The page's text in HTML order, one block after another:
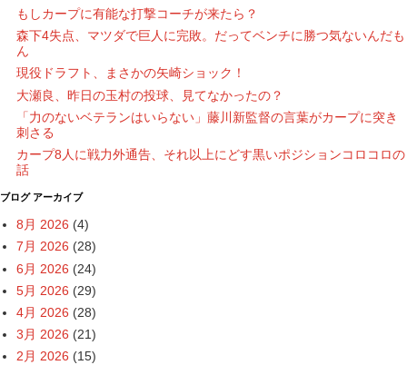
もしカープに有能な打撃コーチが来たら？
森下4失点、マツダで巨人に完敗。だってベンチに勝つ気ないんだも
ん
現役ドラフト、まさかの矢崎ショック！
大瀬良、昨日の玉村の投球、見てなかったの？
「力のないベテランはいらない」藤川新監督の言葉がカープに突き
刺さる
カープ8人に戦力外通告、それ以上にどす黒いポジションコロコロの
話
ブログ アーカイブ
8月 2026 (4)
7月 2026 (28)
6月 2026 (24)
5月 2026 (29)
4月 2026 (28)
3月 2026 (21)
2月 2026 (15)